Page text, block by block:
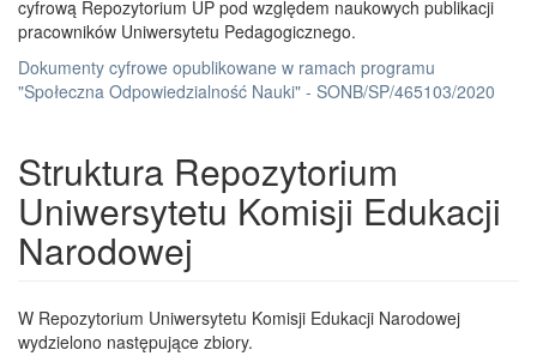
cyfrową Repozytorium UP pod względem naukowych publikacji
pracowników Uniwersytetu Pedagogicznego.
Dokumenty cyfrowe opublikowane w ramach programu
"Społeczna Odpowiedzialność Nauki" - SONB/SP/465103/2020
Struktura Repozytorium
Uniwersytetu Komisji Edukacji
Narodowej
W Repozytorium Uniwersytetu Komisji Edukacji Narodowej
wydzielono następujące zbiory.